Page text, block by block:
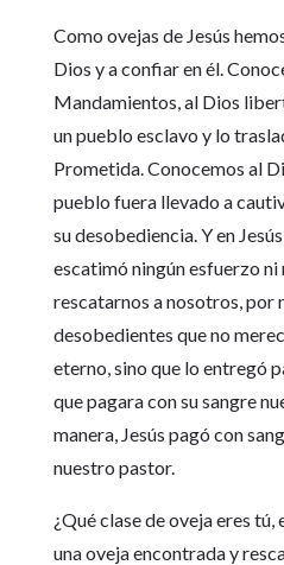
Como ovejas de Jesús
Dios y a confiar en él.
Mandamientos, al Dios
un pueblo esclavo y lo
Prometida. Conocemos al
pueblo fuera llevado a
su desobediencia. Y en
escatimó ningún esfuerzo
rescatarnos a nosotros, por
desobedientes que no
eterno, sino que lo entregó
que pagara con su sangre
manera, Jesús pagó con
nuestro pastor.
¿Qué clase de oveja eres
una oveja encontrada y